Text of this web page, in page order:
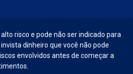
risco e pode não ser indicado para
dinheiro que você não pode
envolvidos antes de começar a